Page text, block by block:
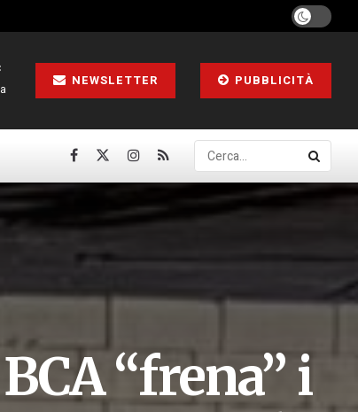
NEWSLETTER PUBBLICITÀ
“frena” i